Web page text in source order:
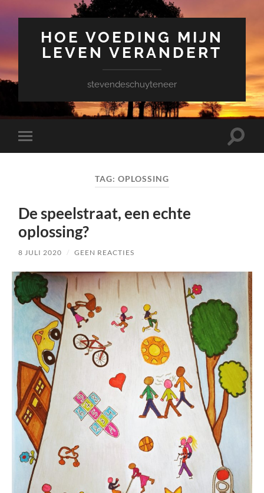
HOE VOEDING MIJN
LEVEN VERANDERT
stevendeschuyteneer
Toggle
mobiel
Toggle
TAG: OPLOSSING
De speelstraat, een echte
oplossing?
8 JULI 2020 / GEEN REACTIES